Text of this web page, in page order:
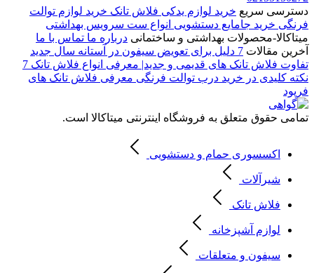
دسترسی سریع خرید لوازم یدکی فلاش تانک خرید لوازم توالت
فرنگی خرید جامایع دستشویی انواع ست سرویس بهداشتی
میتاکالا-محصولات بهداشتی و ساختمانی درباره ما تماس با ما
آخرین مقالات 7 دلیل برای تعویض سیفون در آستانه سال جدید
تفاوت فلاش تانک های قدیمی و جدید| معرفی انواع فلاش تانک 7
نکته کلیدی در خرید درب توالت فرنگی معرفی فلاش تانک های
فرپود
تمامی حقوق متعلق به فروشگاه اینترنتی میتاکالا است.
اکسسوری حمام و دستشویی
شیرآلات
فلاش تانک
لوازم آشپزخانه
سیفون و متعلقات